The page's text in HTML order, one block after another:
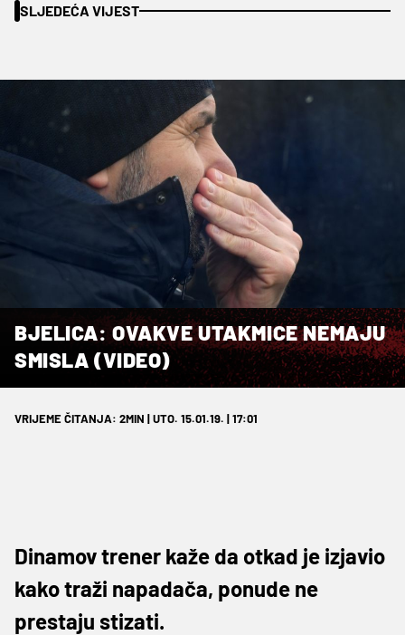
SLJEDEĆA VIJEST
BJELICA: OVAKVE UTAKMICE NEMAJU
SMISLA (VIDEO)
VRIJEME ČITANJA: 2MIN | UTO. 15.01.19. | 17:01
Dinamov trener kaže da otkad je izjavio
kako traži napadača, ponude ne
prestaju stizati.